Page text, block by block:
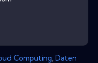
Computing Daten